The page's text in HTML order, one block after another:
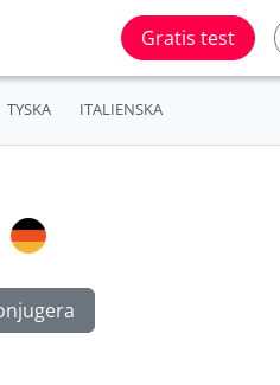
Gratis test
TYSKA ITALIENSKA